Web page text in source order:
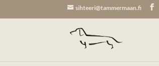
sihteeri@tammermaan.fi